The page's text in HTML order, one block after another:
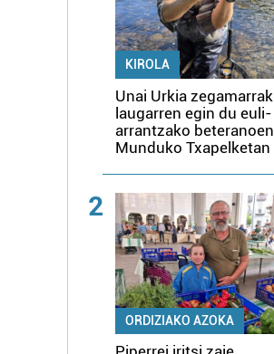
KIROLA
Unai Urkia zegamarrak
laugarren egin du euli-
arrantzako beteranoen
Munduko Txapelketan
2
ORDIZIAKO AZOKA